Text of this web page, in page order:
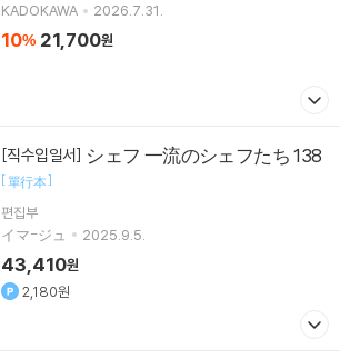
KADOKAWA
2026.7.31.
10% 21,700원
[직수입일서] シェフ 一流のシェフたち 138
[單行本]
편집부
イマ-ジュ
2025.9.5.
43,410원
2,180원